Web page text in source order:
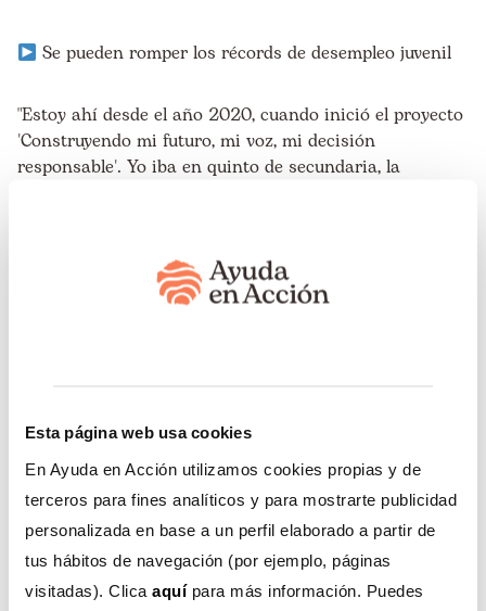
Esta página web usa cookies
En Ayuda en Acción utilizamos cookies propias y de
terceros para fines analíticos y para mostrarte publicidad
personalizada en base a un perfil elaborado a partir de
tus hábitos de navegación (por ejemplo, páginas
visitadas). Clica aquí para más información. Puedes
Se pueden romper los récords de desempleo juvenil
"Estoy ahí desde el año 2020, cuando inició el proyecto
'Construyendo mi futuro, mi voz, mi decisión
responsable'. Yo iba en quinto de secundaria, la